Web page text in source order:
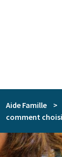
Aide Famille >
comment